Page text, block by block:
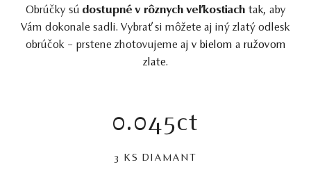
Obrúčky sú dostupné v rôznych veľkostiach tak, aby
Vám dokonale sadli. Vybrať si môžete aj iný zlatý odlesk
obrúčok – prstene zhotovujeme aj v bielom a ružovom
zlate.
0.045ct
3 KS DIAMANT